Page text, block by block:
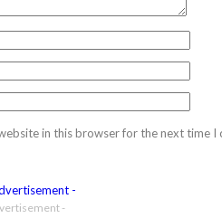
in this browser for the next time I
-